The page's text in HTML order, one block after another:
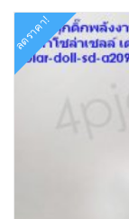
ลดราคา!